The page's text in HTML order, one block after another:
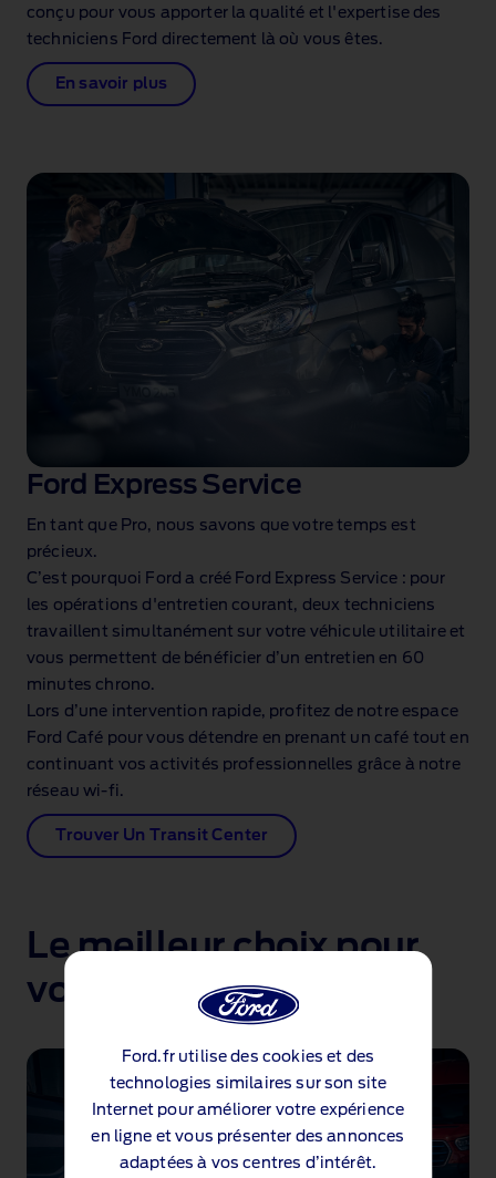
Ford.fr utilise des cookies et des
technologies similaires sur son site
Internet pour améliorer votre expérience
en ligne et vous présenter des annonces
adaptées à vos centres d’intérêt.
conçu pour vous apporter la qualité et l'expertise des
techniciens Ford directement là où vous êtes.⁠⁠
En savoir plus
Ford Express Service
En tant que Pro, nous savons que votre temps est
précieux.
C’est pourquoi Ford a créé Ford Express Service : pour
les opérations d'entretien courant, deux techniciens
travaillent simultanément sur votre véhicule utilitaire et
vous permettent de bénéficier d’un entretien en 60
minutes chrono.
Lors d’une intervention rapide, profitez de notre espace
Ford Café pour vous détendre en prenant un café tout en
continuant vos activités professionnelles grâce à notre
réseau wi‑fi.
Trouver Un Transit Center
Le meilleur choix pour
votre Ford